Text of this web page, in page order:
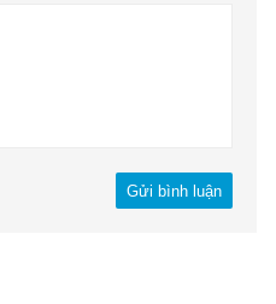
Gửi bình luận